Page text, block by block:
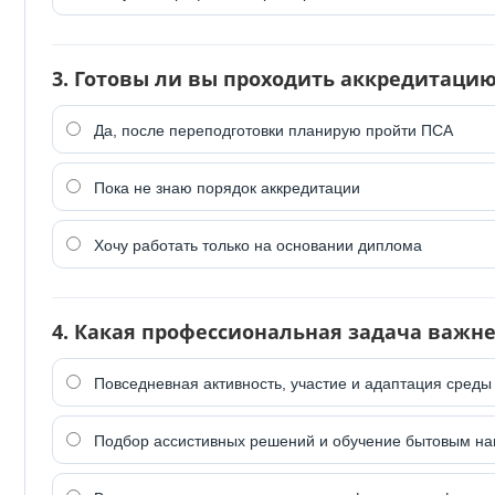
3. Готовы ли вы проходить
Да, после переподготовки планирую пройти ПСА
Пока не знаю порядок аккредитации
Хочу работать только на основании диплома
4. Какая профессиональная задача
Повседневная активность, участие и адаптация среды
Подбор ассистивных решений и обучение бытовым